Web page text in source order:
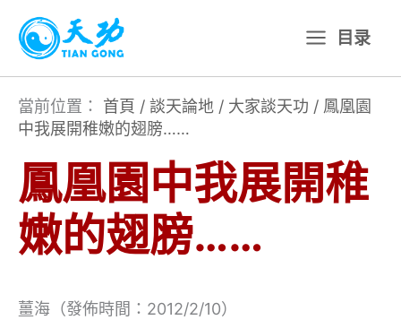
主
目录
當前位置： 首頁 / 談天論地 / 大家談天功 / 鳳凰園
中我展開稚嫩的翅膀……
鳳凰園中我展開稚
嫩的翅膀……
薑海（發佈時間：2012/2/10）